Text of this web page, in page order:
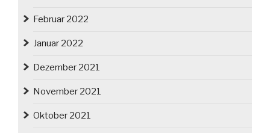
Februar 2022
Januar 2022
Dezember 2021
November 2021
Oktober 2021